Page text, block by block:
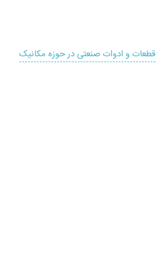
قطعات و ادوات صنعتی در حوزه مکانیک